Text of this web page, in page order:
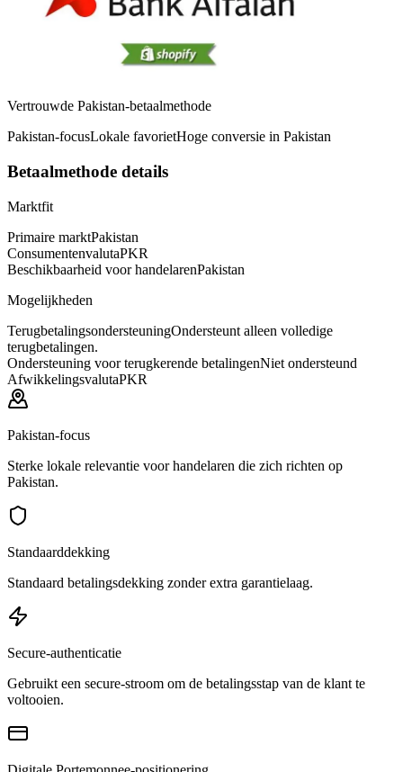
Vertrouwde Pakistan-betaalmethode
Pakistan-focusLokale favorietHoge conversie in Pakistan
Betaalmethode details
Marktfit
Primaire marktPakistan
ConsumentenvalutaPKR
Beschikbaarheid voor handelarenPakistan
Mogelijkheden
TerugbetalingsondersteuningOndersteunt alleen volledige
terugbetalingen.
Ondersteuning voor terugkerende betalingenNiet ondersteund
AfwikkelingsvalutaPKR
Pakistan-focus
Sterke lokale relevantie voor handelaren die zich richten op
Pakistan.
Standaarddekking
Standaard betalingsdekking zonder extra garantielaag.
Secure-authenticatie
Gebruikt een secure-stroom om de betalingsstap van de klant te
voltooien.